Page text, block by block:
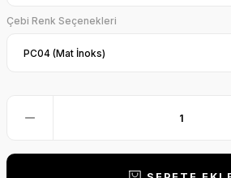
Çebi Renk Seçenekleri